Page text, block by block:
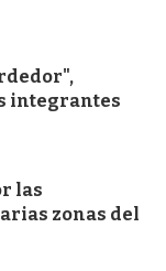
integrantes
las
zonas del